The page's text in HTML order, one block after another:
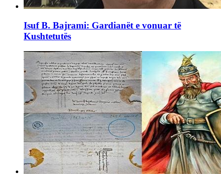
Isuf B. Bajrami: Gardianët e vonuar të
Kushtetutës